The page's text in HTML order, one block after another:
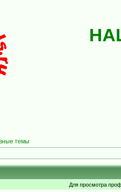
темы
Для просмотра